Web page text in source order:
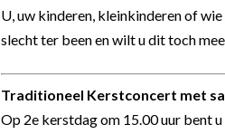
U, uw kinderen, kleinkinderen of
slecht ter been en wilt u dit toch
Traditioneel Kerstconcert met
Op 2e kerstdag om 15.00 uur bent